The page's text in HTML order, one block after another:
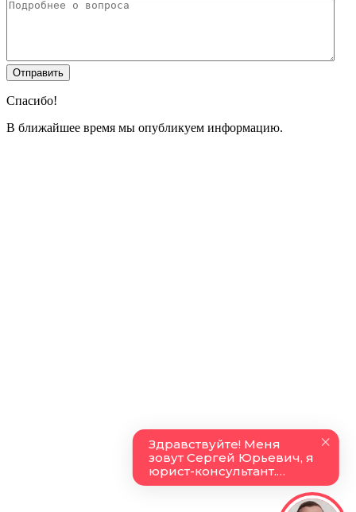
Спасибо!
В ближайшее время мы опубликуем информацию.